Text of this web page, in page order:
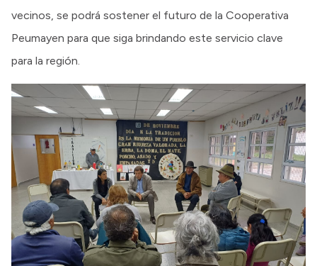
vecinos, se podrá sostener el futuro de la Cooperativa
Peumayen para que siga brindando este servicio clave
para la región.